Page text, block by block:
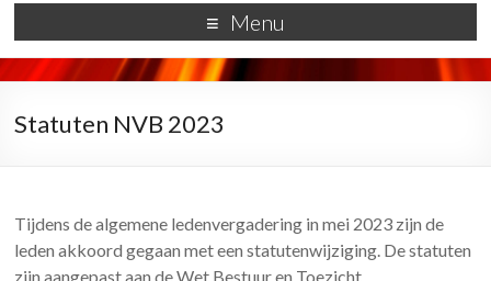
Menu
Statuten NVB 2023
Tijdens de algemene ledenvergadering in mei 2023 zijn de
leden akkoord gegaan met een statutenwijziging. De statuten
zijn aangepast aan de Wet Bestuur en Toezicht